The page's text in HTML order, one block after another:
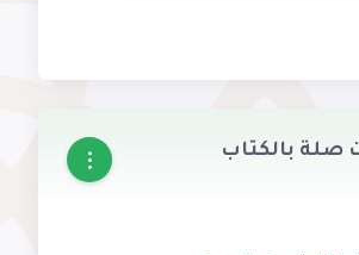
صلة بالكتاب